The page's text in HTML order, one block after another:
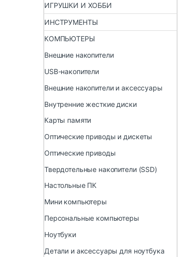
ИГРУШКИ И ХОББИ
ИНСТРУМЕНТЫ
КОМПЬЮТЕРЫ
Внешние накопители
USB-накопители
Внешние накопители и аксессуары
Внутренние жесткие диски
Карты памяти
Оптические приводы и дискеты
Оптические приводы
Твердотельные накопители (SSD)
Настольные ПК
Мини компьютеры
Персональные компьютеры
Ноутбуки
Детали и аксессуары для ноутбука